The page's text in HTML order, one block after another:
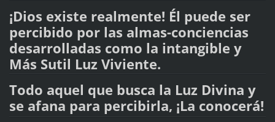
¡Dios existe realmente! Él puede ser
percibido por las almas-conciencias
desarrolladas como la intangible y
Más Sutil Luz Viviente.
Todo aquel que busca la Luz Divina y
se afana para percibirla, ¡La conocerá!